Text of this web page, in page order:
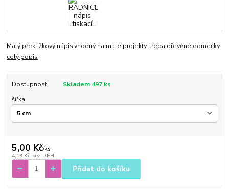
Malý překližkový nápis,vhodný na malé projekty, třeba dřevěné domečky.
celý popis
Dostupnost
Skladem 497 ks
šířka
5,00 Kč/ks
4,13 Kč bez DPH
Přidat do košíku